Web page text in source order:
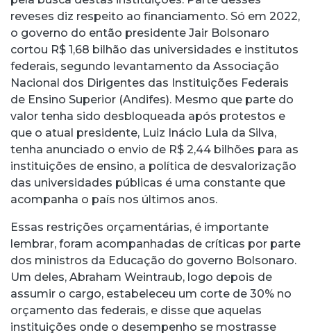
reveses diz respeito ao financiamento. Só em 2022,
o governo do então presidente Jair Bolsonaro
cortou R$ 1,68 bilhão das universidades e institutos
federais, segundo levantamento da Associação
Nacional dos Dirigentes das Instituições Federais
de Ensino Superior (Andifes). Mesmo que parte do
valor tenha sido desbloqueada após protestos e
que o atual presidente, Luiz Inácio Lula da Silva,
tenha anunciado o envio de R$ 2,44 bilhões para as
instituições de ensino, a política de desvalorização
das universidades públicas é uma constante que
acompanha o país nos últimos anos.
Essas restrições orçamentárias, é importante
lembrar, foram acompanhadas de críticas por parte
dos ministros da Educação do governo Bolsonaro.
Um deles, Abraham Weintraub, logo depois de
assumir o cargo, estabeleceu um corte de 30% no
orçamento das federais, e disse que aquelas
instituições onde o desempenho se mostrasse